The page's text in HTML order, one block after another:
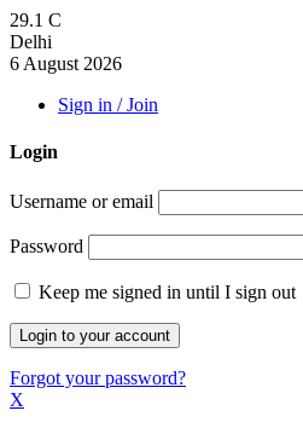
29.1 C
Delhi
6 August 2026
Sign in / Join
Login
Username or email
Password
Keep me signed in until I sign out
Forgot your password?
X